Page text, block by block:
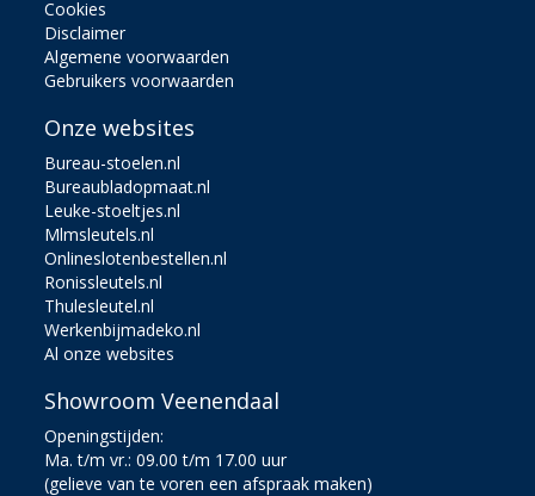
Cookies
Disclaimer
Algemene voorwaarden
Gebruikers voorwaarden
Onze websites
Bureau-stoelen.nl
Bureaubladopmaat.nl
Leuke-stoeltjes.nl
Mlmsleutels.nl
Onlineslotenbestellen.nl
Ronissleutels.nl
Thulesleutel.nl
Werkenbijmadeko.nl
Al onze websites
Showroom Veenendaal
Openingstijden:
Ma. t/m vr.: 09.00 t/m 17.00 uur
(gelieve van te voren een afspraak maken)